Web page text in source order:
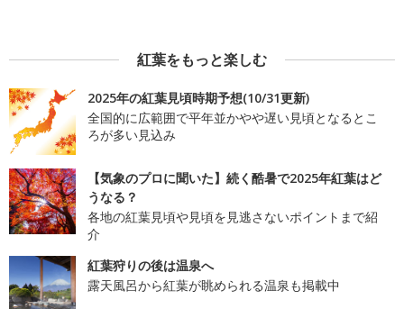
紅葉をもっと楽しむ
2025年の紅葉見頃時期予想(10/31更新)
全国的に広範囲で平年並かやや遅い見頃となるとこ
ろが多い見込み
【気象のプロに聞いた】続く酷暑で2025年紅葉はど
うなる？
各地の紅葉見頃や見頃を見逃さないポイントまで紹
介
紅葉狩りの後は温泉へ
露天風呂から紅葉が眺められる温泉も掲載中